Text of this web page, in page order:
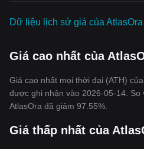
Dữ liệu lịch sử giá của
Giá cao nhất của
Giá cao nhất mọi thời đại (ATH)
được ghi nhận vào 2026-05-14. So
AtlasOra đã giảm 97.55%.
Giá thấp nhất của